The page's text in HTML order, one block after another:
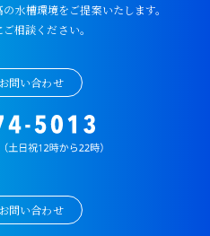
水槽環境をご提案いたします。
相談ください。
問い合わせ
問い合わせ